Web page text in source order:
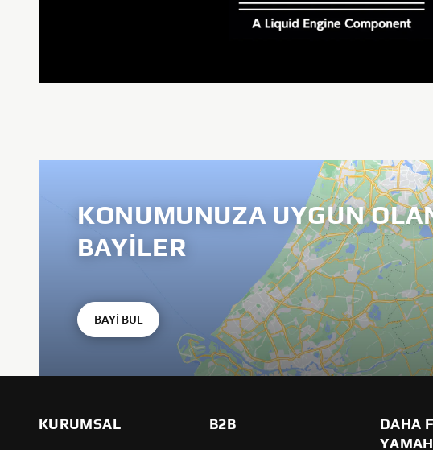
KONUMUNUZA UYGUN
BAYILER
BAYİ BUL
KURUMSAL B2B
DAHA